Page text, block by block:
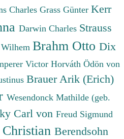
Charles Grass Günter Kerr
Darwin Charles Strauss
Brahm Otto Dix
Victor Horváth Ödön von
Brauer Arik (Erich)
Wesendonck Mathilde (geb.
Carl von Freud Sigmund
Berendsohn